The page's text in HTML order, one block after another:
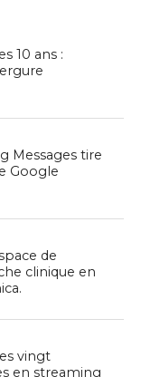
10 ans :
Messages tire
Google
de
clinique en
vingt
en streaming